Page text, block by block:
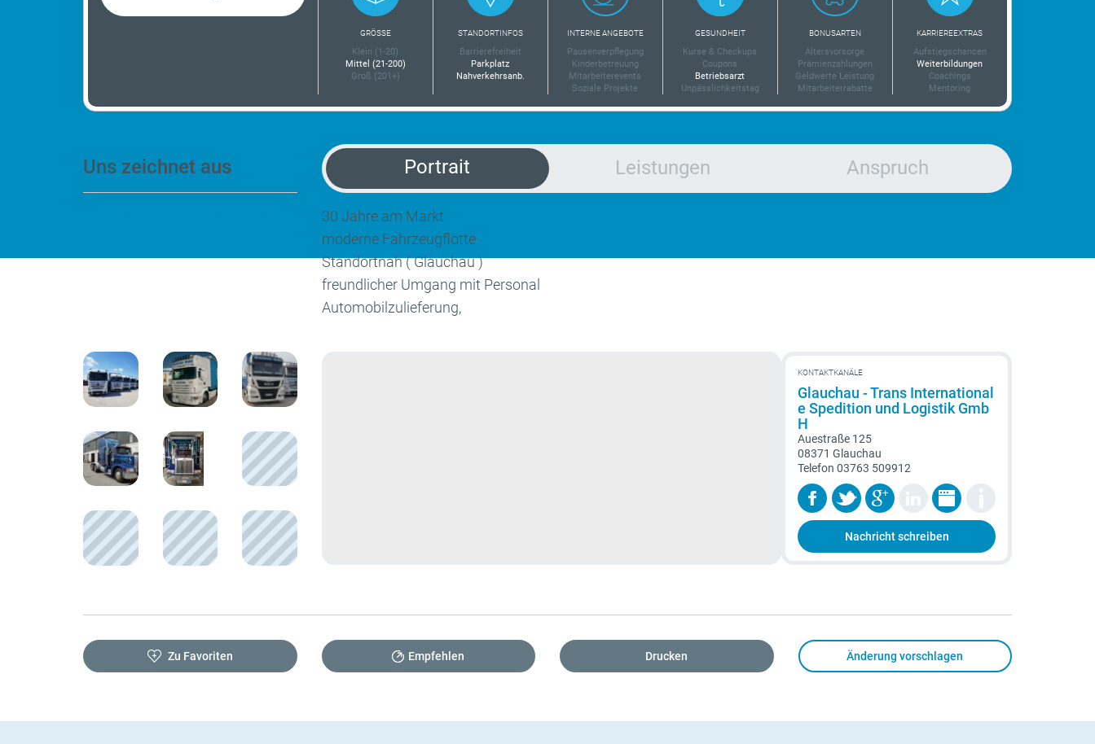
GRÖSSE
Klein (1-20)
Mittel (21-200)
Groß (201+)
STANDORTINFOS
Barrierefreiheit
Parkplatz
Nahverkehrsanb.
INTERNE ANGEBOTE
Pausenverpflegung
Kinderbetreuung
Mitarbeiterevents
Soziale Projekte
GESUNDHEIT
Kurse & Checkups
Coupons
Betriebsarzt
Unpässlichkeitstag
BONUSARTEN
Altersvorsorge
Prämienzahlungen
Geldwerte Leistung
Mitarbeiterrabatte
KARRIEREEXTRAS
Aufstiegschancen
Weiterbildungen
Coachings
Mentoring
Uns zeichnet aus Portrait Leistungen Anspruch
30 Jahre am Markt
moderne Fahrzeugflotte
Standortnah ( Glauchau )
freundlicher Umgang mit Personal
Automobilzulieferung,
KONTAKTKANÄLE
Glauchau - Trans International
e Spedition und Logistik Gmb
H
Auestraße 125
08371 Glauchau
Telefon03763 509912
Nachricht schreiben
Zu Favoriten Empfehlen Drucken Änderung vorschlagen